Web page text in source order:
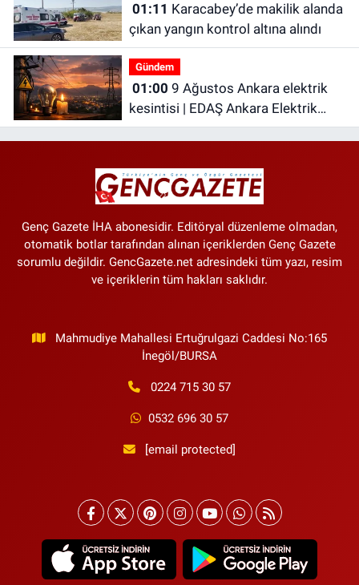
01:11
çıkan yangın kontrol altına alındı
Gündem
01:00
kesintisi | EDAŞ Ankara Elektrik
Kesintisi
Genç Gazete İHA abonesidir. Editöryal düzenleme olmadan,
otomatik botlar tarafından alınan içeriklerden Genç Gazete
sorumlu değildir. GencGazete.net adresindeki tüm yazı, resim
ve içeriklerin tüm hakları saklıdır.
Mahmudiye Mahallesi Ertuğrulgazi Caddesi No:165
İnegöl/BURSA
0224 715 30 57
0532 696 30 57
[email protected]